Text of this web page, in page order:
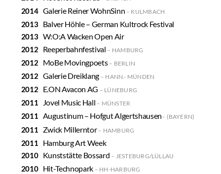
Galerie Reiner WohnSinn KULMBACH
Balver Höhle – German Kultrock Festival
W:O:A Wacken Open Air
Reeperbahnfestival
HAMBURG
MoBe Movingpoets BERLIN
Galerie Dreiklang HANN.- MÜNDEN
E.ON Avacon AG LÜNEBURG
Jovel Music Hall MÜNSTER
Augustinum – Hofgut Algertshausen (BAYERN)
Zwick Millerntor HAMBURG
Hamburg Art Week
Kunststätte Bossard
JESTEBURG/LÜLLAU
Hit-Technopark HH-HARBURG